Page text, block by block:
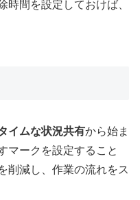
時間を設定しておけば、
イムな状況共有から始ま
マークを設定すること
削減し、作業の流れをス